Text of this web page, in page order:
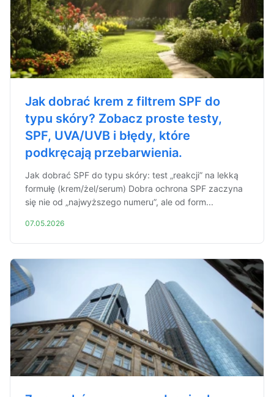
Jak dobrać krem z filtrem SPF do
typu skóry? Zobacz proste testy,
SPF, UVA/UVB i błędy, które
podkręcają przebarwienia.
Jak dobrać SPF do typu skóry: test „reakcji” na lekką
formułę (krem/żel/serum) Dobra ochrona SPF zaczyna
się nie od „najwyższego numeru”, ale od form...
07.05.2026